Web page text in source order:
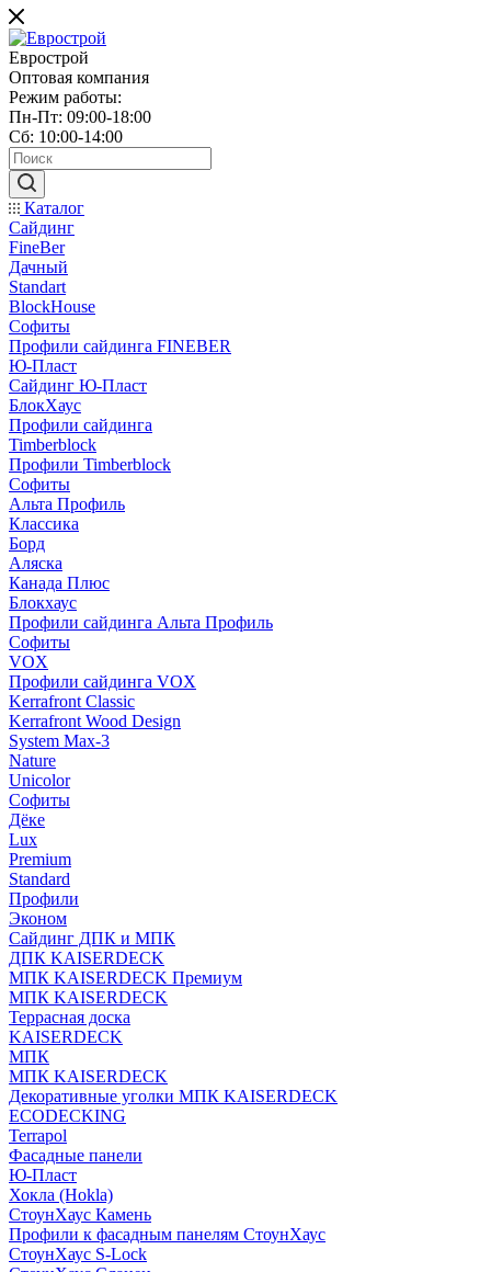
Еврострой
Оптовая компания
Режим работы:
Пн-Пт: 09:00-18:00
Сб: 10:00-14:00
Каталог
Сайдинг
FineBer
Дачный
Standart
BlockHouse
Софиты
Профили сайдинга FINEBER
Ю-Пласт
Сайдинг Ю-Пласт
БлокХаус
Профили сайдинга
Timberblock
Профили Timberblock
Софиты
Альта Профиль
Классика
Борд
Аляска
Канада Плюс
Блокхаус
Профили сайдинга Альта Профиль
Софиты
VOX
Профили сайдинга VOX
Kerrafront Classic
Kerrafront Wood Design
System Max-3
Nature
Unicolor
Софиты
Дёке
Lux
Premium
Standard
Профили
Эконом
Сайдинг ДПК и МПК
ДПК KAISERDECK
МПК KAISERDECK Премиум
МПК KAISERDECK
Террасная доска
KAISERDECK
МПК
МПК KAISERDECK
Декоративные уголки МПК KAISERDECK
ECODECKING
Terrapol
Фасадные панели
Ю-Пласт
Хокла (Hokla)
СтоунХаус Камень
Профили к фасадным панелям СтоунХаус
СтоунХаус S-Lock